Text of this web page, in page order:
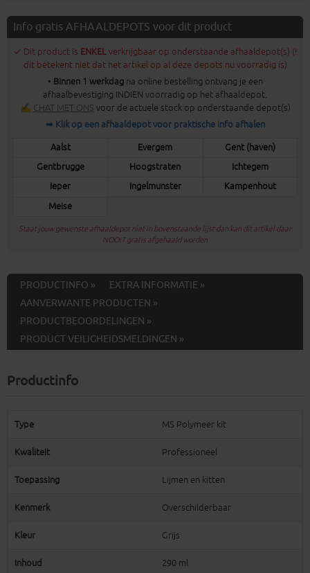
Info gratis AFHAALDEPOTS voor dit product
✓ Dit product is ENKELverkrijgbaar op onderstaande afhaaldepot(s) (!
dit betekent niet dat het artikel op al deze depots nu voorradig is)
• Binnen 1 werkdagna online bestelling ontvang je een
afhaalbevestiging INDIEN voorradig op het afhaaldepot.
✍ CHAT MET ONS voor de actuele stock op onderstaande depot(s)
➥ Klik op een afhaaldepot voor praktische info afhalen
Aalst Evergem
Gent (haven)
Gentbrugge
Hoogstraten
Ichtegem
Ieper
Ingelmunster
Kampenhout
Meise
Staat jouw gewenste afhaaldepot niet in bovenstaande lijst dan kan dit artikel daar
NOOIT gratis afgehaald worden
PRODUCTINFO »
EXTRA INFORMATIE »
AANVERWANTE PRODUCTEN »
PRODUCTBEOORDELINGEN »
PRODUCT VEILIGHEIDSMELDINGEN »
Productinfo
Type MS Polymeer kit
Kwaliteit Professioneel
Toepassing Lijmen en kitten
Kenmerk Overschilderbaar
Kleur Grijs
Inhoud 290 ml